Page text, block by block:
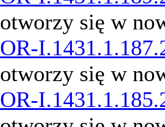
otworzy się w
OR-
otworzy się w
OR-